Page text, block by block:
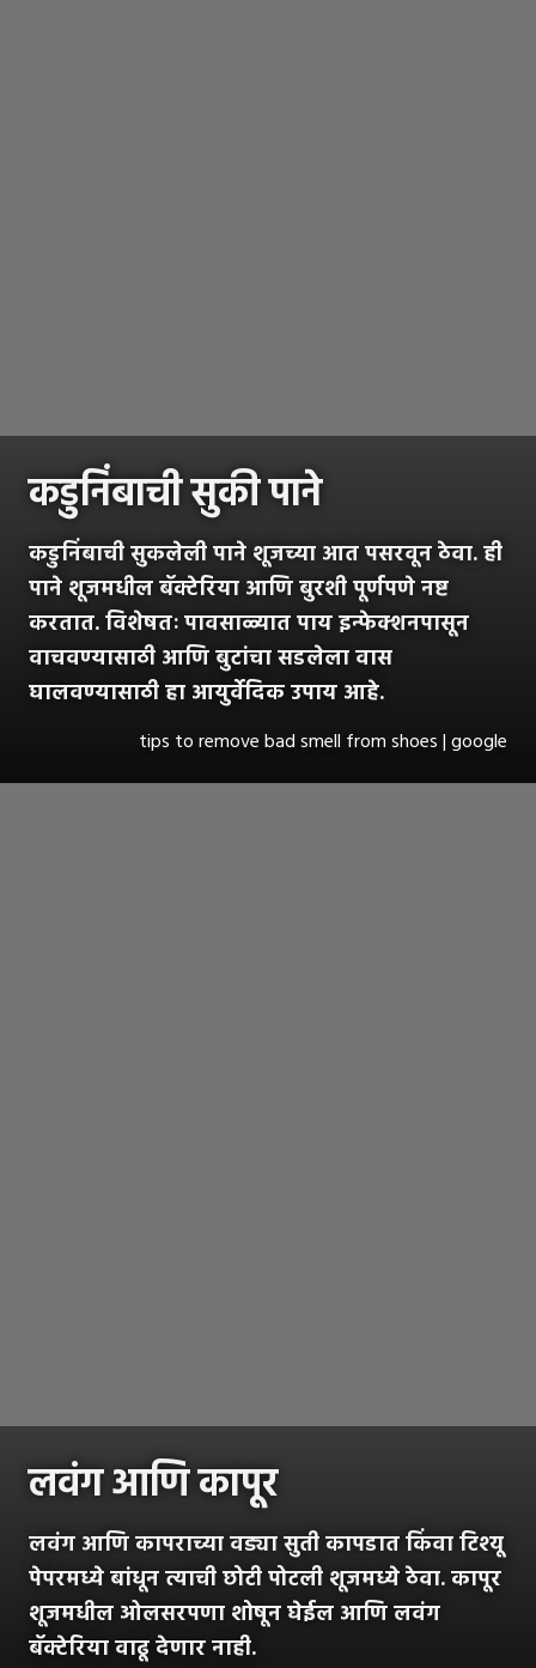
कडुनिंबाची सुकी पाने
कडुनिंबाची सुकलेली पाने शूजच्या आत पसरवून ठेवा. ही
पाने शूजमधील बॅक्टेरिया आणि बुरशी पूर्णपणे नष्ट
करतात. विशेषतः पावसाळ्यात पाय इन्फेक्शनपासून
वाचवण्यासाठी आणि बुटांचा सडलेला वास
घालवण्यासाठी हा आयुर्वेदिक उपाय आहे.
tips to remove bad smell from shoes | google
लवंग आणि कापूर
लवंग आणि कापराच्या वड्या सुती कापडात किंवा टिश्यू
पेपरमध्ये बांधून त्याची छोटी पोटली शूजमध्ये ठेवा. कापूर
शूजमधील ओलसरपणा शोषून घेईल आणि लवंग
बॅक्टेरिया वाढू देणार नाही.